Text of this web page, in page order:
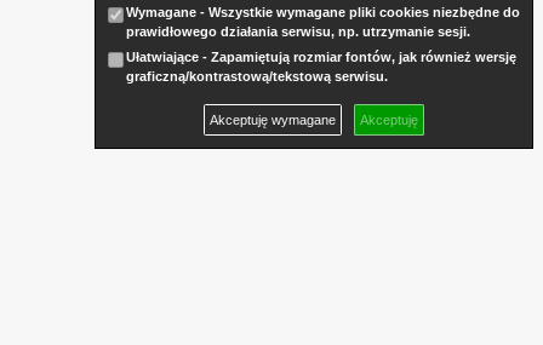
Wymagane - Wszystkie wymagane pliki cookies niezbędne do
prawidłowego działania serwisu, np. utrzymanie sesji.
Ułatwiające - Zapamiętują rozmiar fontów, jak również wersję
graficzną/kontrastową/tekstową serwisu.
Akceptuję wymagane Akceptuję